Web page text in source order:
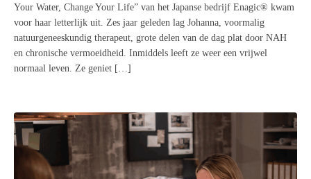
Your Water, Change Your Life” van het Japanse bedrijf Enagic® kwam
voor haar letterlijk uit. Zes jaar geleden lag Johanna, voormalig
natuurgeneeskundig therapeut, grote delen van de dag plat door NAH
en chronische vermoeidheid. Inmiddels leeft ze weer een vrijwel
normaal leven. Ze geniet […]